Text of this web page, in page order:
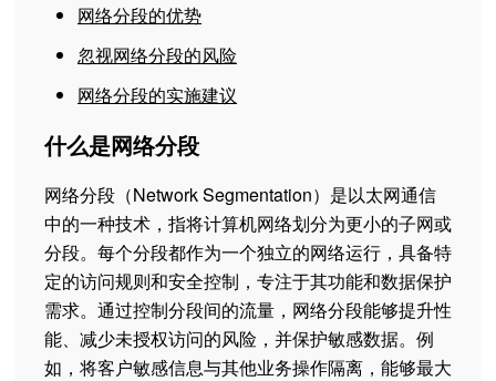
网络分段的优势
忽视网络分段的风险
网络分段的实施建议
什么是网络分段
网络分段（Network Segmentation）是以太网通信
中的一种技术，指将计算机网络划分为更小的子网或
分段。每个分段都作为一个独立的网络运行，具备特
定的访问规则和安全控制，专注于其功能和数据保护
需求。通过控制分段间的流量，网络分段能够提升性
能、减少未授权访问的风险，并保护敏感数据。例
如，将客户敏感信息与其他业务操作隔离，能够最大